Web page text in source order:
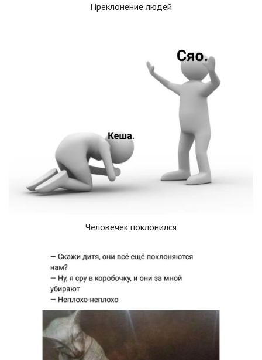
Преклонение людей
Человечек поклонился